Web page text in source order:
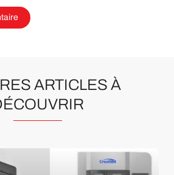
ARTICLES À